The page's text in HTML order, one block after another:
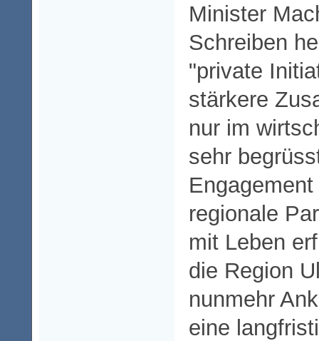
Minister
Schreiben
"private
stärkere
nur im
sehr
regionale
mit Leben
die Region
nunmehr
eine